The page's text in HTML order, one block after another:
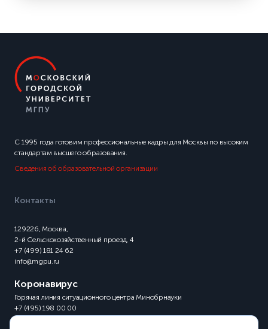
С 1995 года готовим профессиональные кадры для Москвы по высоким
стандартам высшего образования.
Сведения об образовательной организации
Контакты
129226, Москва,
2-й Сельскохозяйственный проезд, 4
+7 (499) 181 24 62
info@mgpu.ru
Коронавирус
Горячая линия ситуационного центра Минобрнауки
+7 (495) 198 00 00